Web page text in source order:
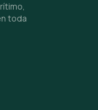
toda